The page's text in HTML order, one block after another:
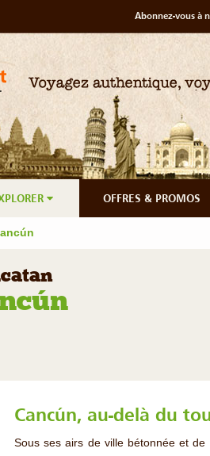
Abonnez-vous à
OFFRES & PROMOS
Cancún, au-delà du
Sous ses airs de ville bétonnée et